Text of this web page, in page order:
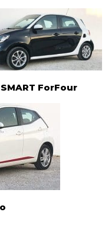
SMART ForFour